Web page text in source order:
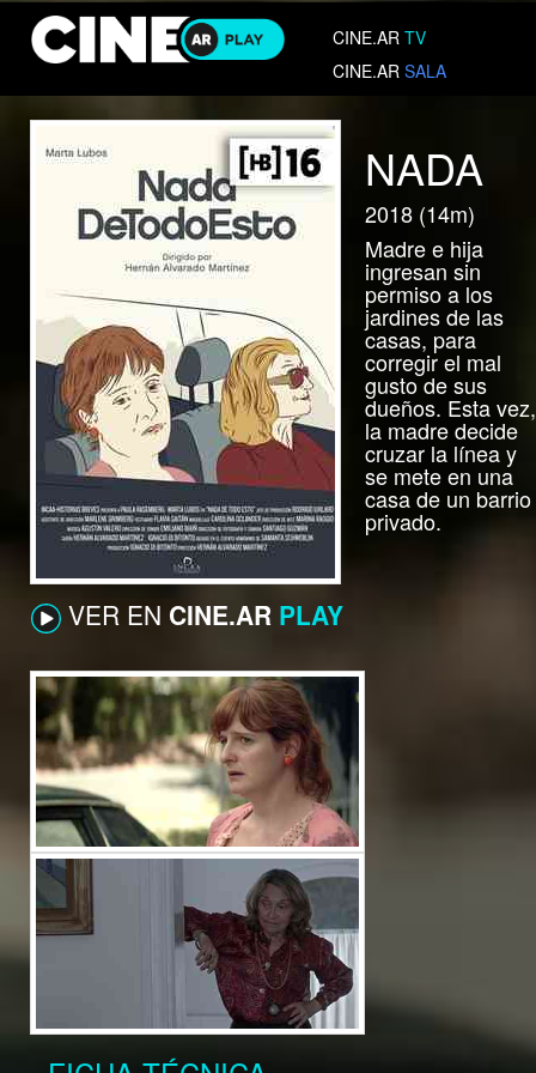
CINE.ARTV
CINE.ARSALA
NADA
2018 (14m)
Madre e hija
ingresan sin
permiso a los
jardines de las
casas, para
corregir el mal
gusto de sus
dueños. Esta vez,
la madre decide
cruzar la línea y
se mete en una
casa de un barrio
privado.
VER EN CINE.AR PLAY